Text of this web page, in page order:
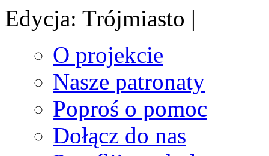
Edycja: Trójmiasto |
O projekcie
Nasze patronaty
Poproś o pomoc
Dołącz do nas